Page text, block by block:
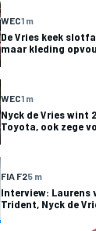
WEC1 m
De Vries keek
maar kleding
WEC1 m
Nyck de Vries wint
Toyota, ook zege
FIA F25 m
Interview: Laurens
Trident, Nyck de